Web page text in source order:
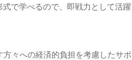
で学べるので、即戦力として活躍
々への経済的負担を考慮したサポ